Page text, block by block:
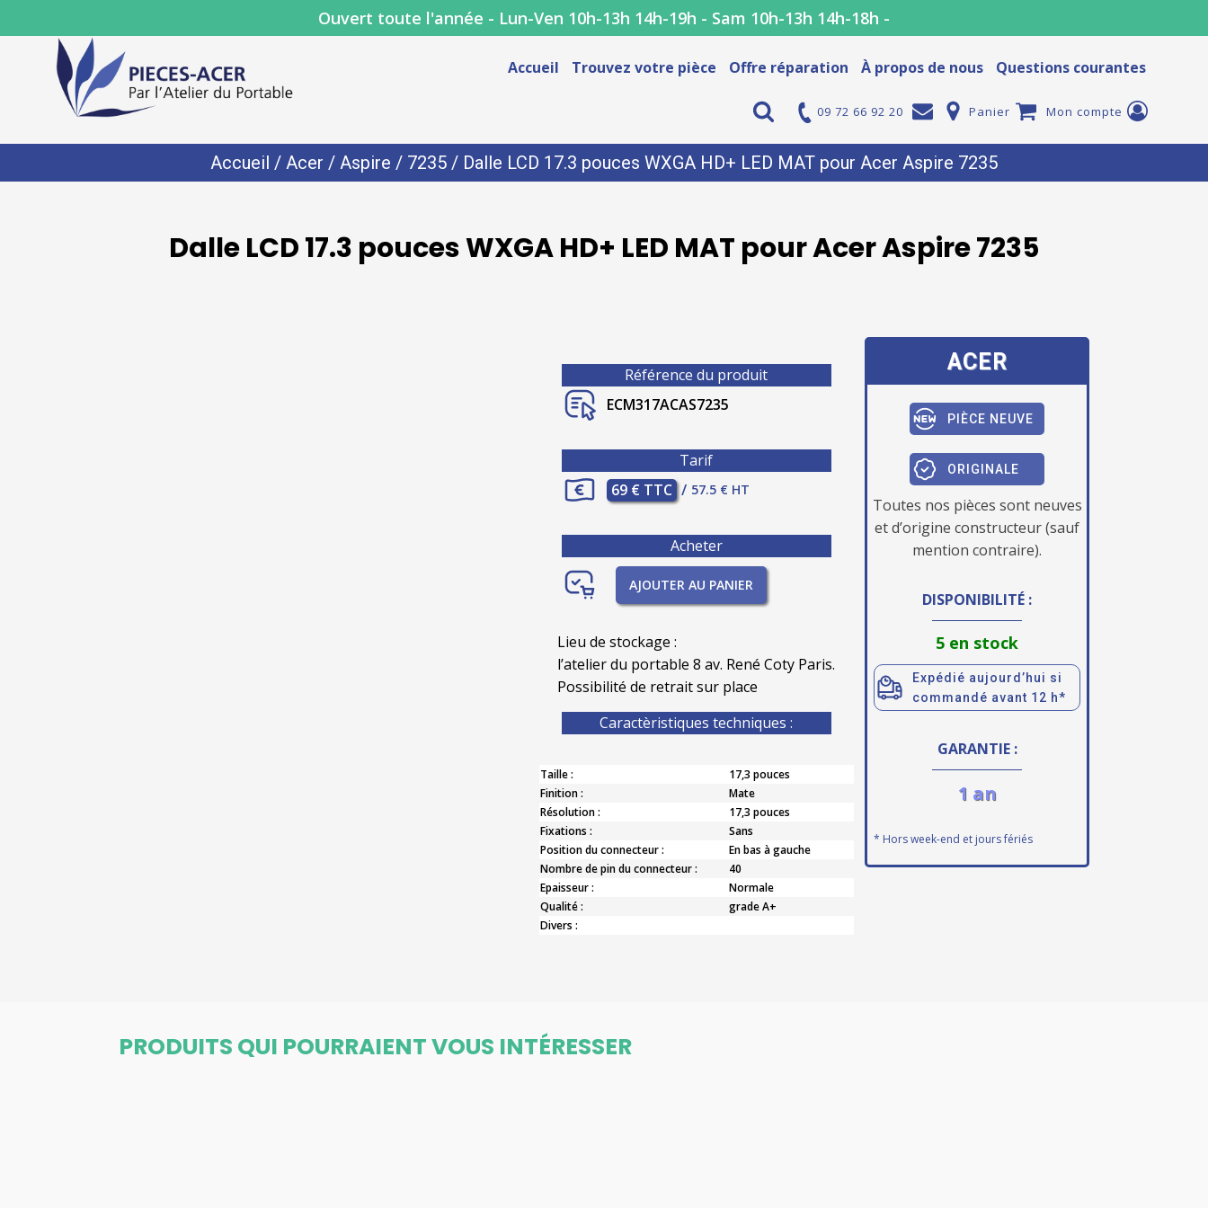
Ouvert toute l'année - Lun-Ven 10h-13h 14h-19h - Sam 10h-13h 14h-18h -
Accueil Trouvez votre pièce Offre réparation À propos de nous Questions courantes
09 72 66 92 20 Panier Mon compte
Accueil / Acer / Aspire / 7235 / Dalle LCD 17.3 pouces WXGA HD+ LED MAT pour Acer Aspire 7235
Dalle LCD 17.3 pouces WXGA HD+ LED MAT pour Acer Aspire 7235
Référence du produit
ECM317ACAS7235
Tarif
69 € TTC / 57.5 € HT
Acheter
AJOUTER AU PANIER
Lieu de stockage :
l’atelier du portable 8 av. René Coty Paris.
Possibilité de retrait sur place
Caractèristiques techniques :
Taille :
17,3 pouces
Finition :
Mate
Résolution :
17,3 pouces
Fixations :
Sans
Position du connecteur :
En bas à gauche
Nombre de pin du connecteur :
40
Epaisseur :
Normale
Qualité :
grade A+
Divers :
ACER
PIÈCE NEUVE
ORIGINALE
Toutes nos pièces sont neuves
et d’origine constructeur (sauf
mention contraire).
DISPONIBILITÉ :
5 en stock
Expédié aujourd’hui si
commandé avant 12 h*
GARANTIE :
1 an
* Hors week-end et jours fériés
PRODUITS QUI POURRAIENT VOUS INTÉRESSER